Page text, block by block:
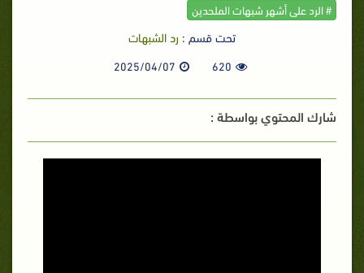
# الرد على أشهر شبهات الملحدين
تحت قسم : رد الشبهات
620
2025/04/07
شارك المحتوي بواسطة :